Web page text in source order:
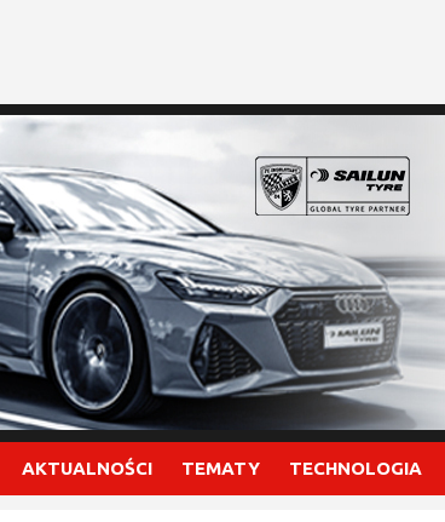
AKTUALNOŚCI TEMATY TECHNOLOGIA